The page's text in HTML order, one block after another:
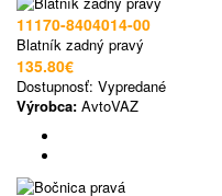
11170-8404014-00
Blatník zadný pravý
135.80€
Dostupnosť: Vypredané
Výrobca: AvtoVAZ